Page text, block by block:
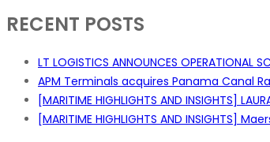
RECENT POSTS
LT LOGISTICS ANNOUNCES OPERATIONAL
APM Terminals acquires Panama Canal
[MARITIME HIGHLIGHTS AND INSIGHTS]
[MARITIME HIGHLIGHTS AND INSIGHTS]